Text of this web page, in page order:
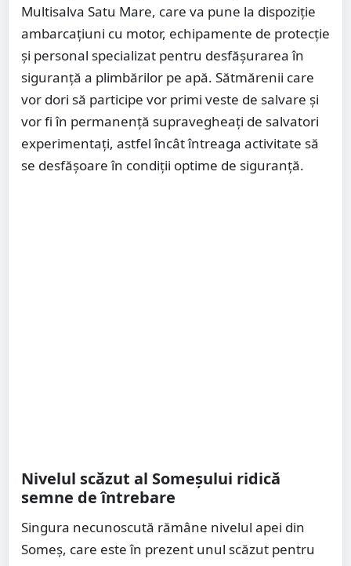
Multisalva Satu Mare, care va pune la dispoziție
ambarcațiuni cu motor, echipamente de protecție
și personal specializat pentru desfășurarea în
siguranță a plimbărilor pe apă. Sătmărenii care
vor dori să participe vor primi veste de salvare și
vor fi în permanență supravegheați de salvatori
experimentați, astfel încât întreaga activitate să
se desfășoare în condiții optime de siguranță.
Nivelul scăzut al Someșului ridică
semne de întrebare
Singura necunoscută rămâne nivelul apei din
Someș, care este în prezent unul scăzut pentru